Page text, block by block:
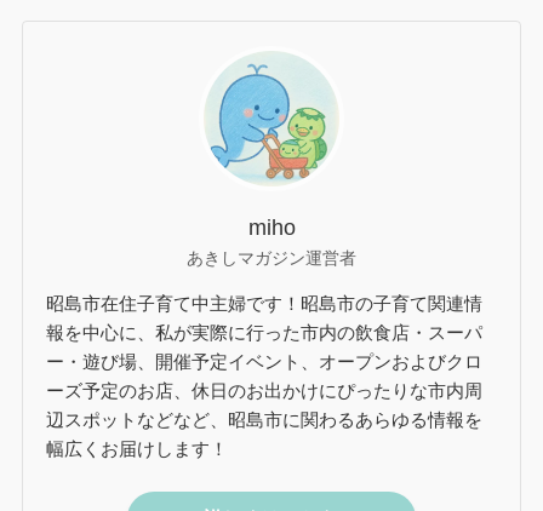
miho
あきしマガジン運営者
昭島市在住子育て中主婦です！昭島市の子育て関連情
報を中心に、私が実際に行った市内の飲食店・スーパ
ー・遊び場、開催予定イベント、オープンおよびクロ
ーズ予定のお店、休日のお出かけにぴったりな市内周
辺スポットなどなど、昭島市に関わるあらゆる情報を
幅広くお届けします！